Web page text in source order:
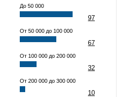
До 50 000
97
От 50 000 до 100 000
67
От 100 000 до 200 000
32
От 200 000 до 300 000
10